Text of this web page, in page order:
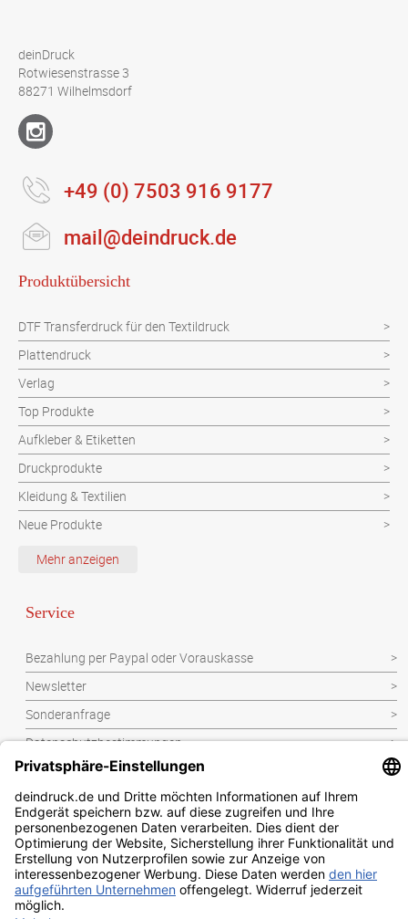
deinDruck
Rotwiesenstrasse 3
88271 Wilhelmsdorf
+49 (0) 7503 916 9177
mail@deindruck.de
Produktübersicht
DTF Transferdruck für den Textildruck
Plattendruck
Verlag
Top Produkte
Aufkleber & Etiketten
Druckprodukte
Kleidung & Textilien
Neue Produkte
Schutzvorrichtung
Werbeartikel
Mehr anzeigen
Service
Bezahlung per Paypal oder Vorauskasse
Newsletter
Sonderanfrage
Datenschutzbestimmungen
Kontakt
Widerrufsbelehrung
Impressum
AGB